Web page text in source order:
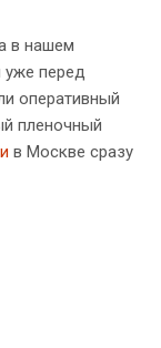
в нашем
уже перед
оперативный
пленочный
в Москве сразу